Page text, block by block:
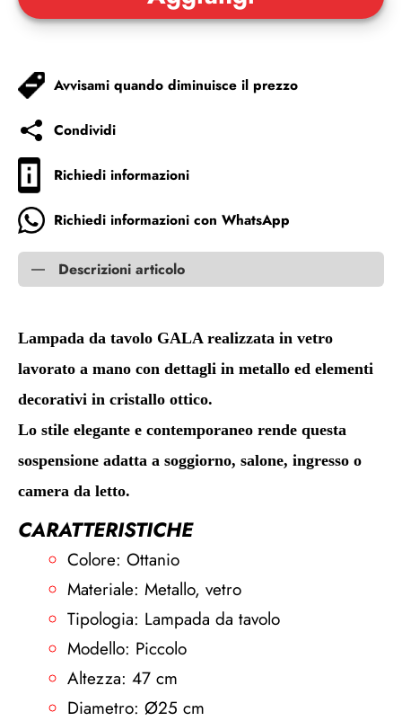
Avvisami quando diminuisce il prezzo
Condividi
Richiedi informazioni
Richiedi informazioni con WhatsApp
Descrizioni articolo
Lampada da tavolo GALA realizzata in vetro
lavorato a mano con dettagli in metallo ed elementi
decorativi in cristallo ottico.
Lo stile elegante e contemporaneo rende questa
sospensione adatta a soggiorno, salone, ingresso o
camera da letto.
CARATTERISTICHE
Colore: Ottanio
Materiale: Metallo, vetro
Tipologia: Lampada da tavolo
Modello: Piccolo
Altezza: 47 cm
Diametro: Ø25 cm